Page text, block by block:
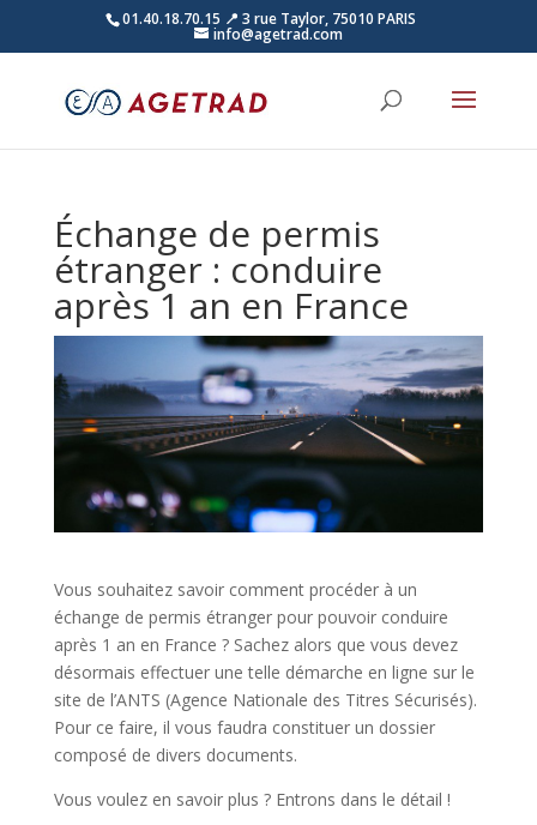
01.40.18.70.15 📍 3 rue Taylor, 75010 PARIS
info@agetrad.com
Échange de permis
étranger : conduire
après 1 an en France
Vous souhaitez savoir comment procéder à un
échange de permis étranger pour pouvoir conduire
après 1 an en France ? Sachez alors que vous devez
désormais effectuer une telle démarche en ligne sur le
site de l’ANTS (Agence Nationale des Titres Sécurisés).
Pour ce faire, il vous faudra constituer un dossier
composé de divers documents.
Vous voulez en savoir plus ? Entrons dans le détail !